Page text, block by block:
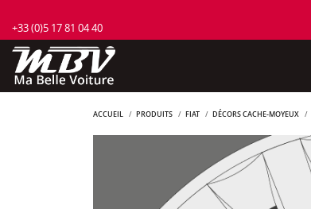
+33 (0)5 17 81 04 40
ACCUEIL PRODUITS FIAT DÉCORS CACHE-MOYEUX